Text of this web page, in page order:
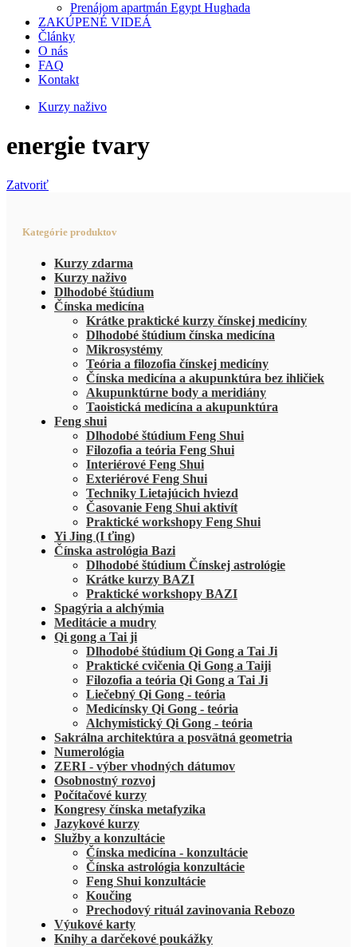
Prenájom apartmán Egypt Hughada
ZAKÚPENÉ VIDEÁ
Články
O nás
FAQ
Kontakt
Kurzy naživo
energie tvary
Zatvoriť
Kategórie produktov
Kurzy zdarma
Kurzy naživo
Dlhodobé štúdium
Čínska medicína
Krátke praktické kurzy čínskej medicíny
Dlhodobé štúdium čínska medicína
Mikrosystémy
Teória a filozofia čínskej medicíny
Čínska medicína a akupunktúra bez ihličiek
Akupunktúrne body a meridiány
Taoistická medicína a akupunktúra
Feng shui
Dlhodobé štúdium Feng Shui
Filozofia a teória Feng Shui
Interiérové Feng Shui
Exteriérové Feng Shui
Techniky Lietajúcich hviezd
Časovanie Feng Shui aktivít
Praktické workshopy Feng Shui
Yi Jing (I ťing)
Čínska astrológia Bazi
Dlhodobé štúdium Čínskej astrológie
Krátke kurzy BAZI
Praktické workshopy BAZI
Spagýria a alchýmia
Meditácie a mudry
Qi gong a Tai ji
Dlhodobé štúdium Qi Gong a Tai Ji
Praktické cvičenia Qi Gong a Taiji
Filozofia a teória Qi Gong a Tai Ji
Liečebný Qi Gong - teória
Medicínsky Qi Gong - teória
Alchymistický Qi Gong - teória
Sakrálna architektúra a posvätná geometria
Numerológia
ZERI - výber vhodných dátumov
Osobnostný rozvoj
Počítačové kurzy
Kongresy čínska metafyzika
Jazykové kurzy
Služby a konzultácie
Čínska medicína - konzultácie
Čínska astrológia konzultácie
Feng Shui konzultácie
Koučing
Prechodový rituál zavinovania Rebozo
Výukové karty
Knihy a darčekové poukážky